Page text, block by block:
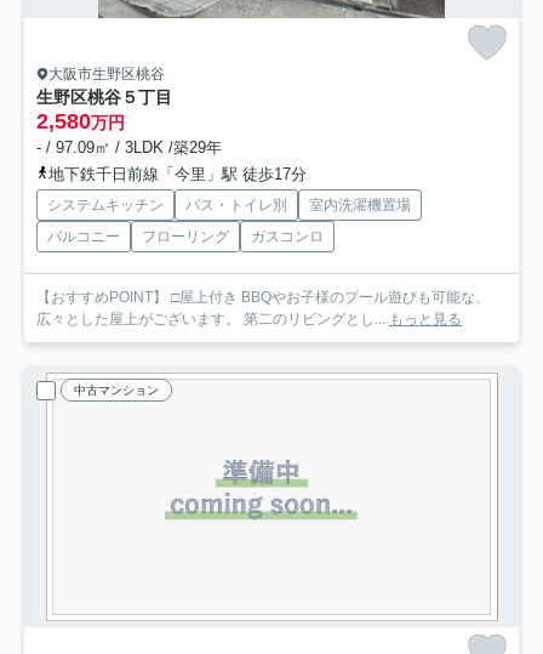
大阪市生野区桃谷
生野区桃谷５丁目
2,580万円
- / 97.09㎡ / 3LDK /築29年
地下鉄千日前線「今里」駅 徒歩17分
システムキッチン バス・トイレ別
室内洗濯機置場
バルコニー
フローリング ガスコンロ
【おすすめPOINT】 □屋上付き BBQやお子様のプール遊びも可能な、
広々とした屋上がございます。 第二のリビングとし...
もっと見る
中古マンション